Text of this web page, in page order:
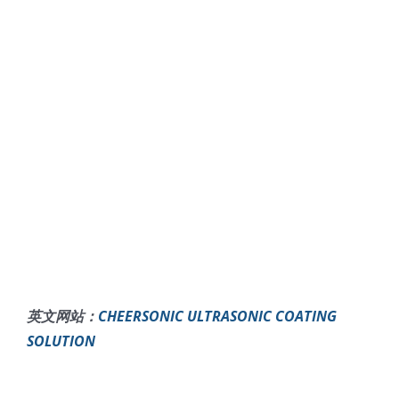
英文网站： CHEERSONIC ULTRASONIC COATING
SOLUTION